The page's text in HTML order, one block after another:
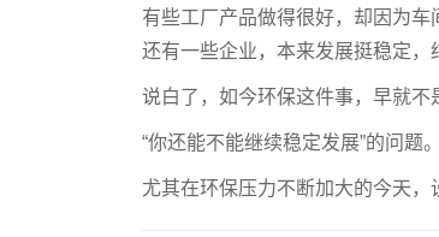
有些工厂产品做得很好，却因为车
还有一些企业，本来发展挺稳定
说白了，如今环保这件事，早就不
“你还能不能继续稳定发展”的问题。
尤其在环保压力不断加大的今天